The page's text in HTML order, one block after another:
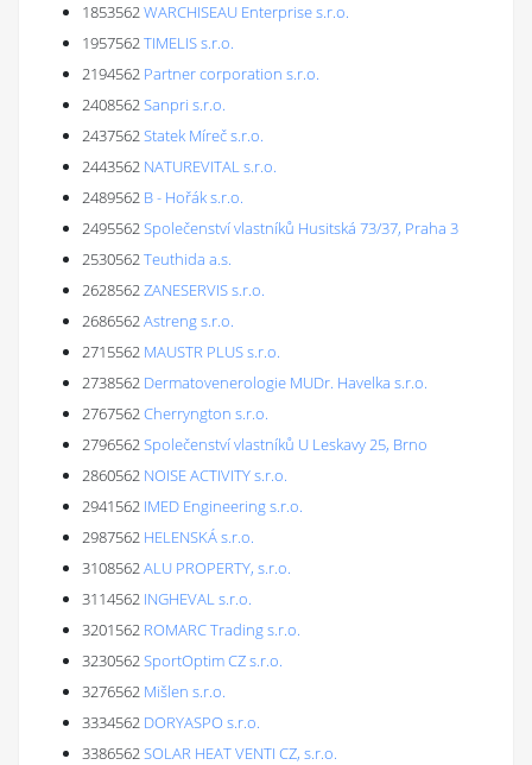
1853562WARCHISEAU Enterprise s.r.o.
1957562TIMELIS s.r.o.
2194562 Partner corporation s.r.o.
2408562Sanpri s.r.o.
2437562Statek Míreč s.r.o.
2443562 NATUREVITAL s.r.o.
2489562 B - Hořák s.r.o.
2495562Společenství vlastníků Husitská 73/37, Praha 3
2530562Teuthida a.s.
2628562ZANESERVIS s.r.o.
2686562Astreng s.r.o.
2715562 MAUSTR PLUS s.r.o.
2738562 Dermatovenerologie MUDr. Havelka s.r.o.
2767562Cherryngton s.r.o.
2796562Společenství vlastníků U Leskavy 25, Brno
2860562 NOISE ACTIVITY s.r.o.
2941562 IMED Engineering s.r.o.
2987562 HELENSKÁ s.r.o.
3108562ALU PROPERTY, s.r.o.
3114562 INGHEVAL s.r.o.
3201562 ROMARC Trading s.r.o.
3230562SportOptim CZ s.r.o.
3276562 Mišlen s.r.o.
3334562 DORYASPO s.r.o.
3386562SOLAR HEAT VENTI CZ, s.r.o.